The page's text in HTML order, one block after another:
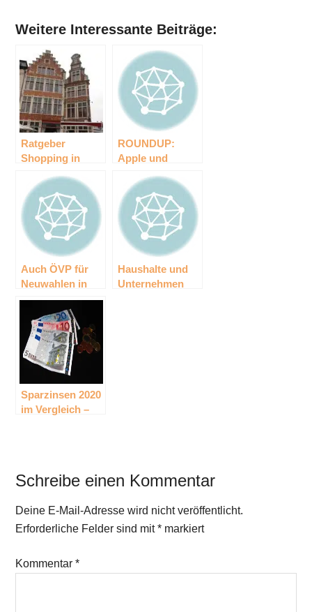
Weitere Interessante Beiträge:
Ratgeber
Shopping in
sich die
Diamantenmetropole
Antwerpen zum
Shoppen?
ROUNDUP:
Apple und
sich im Patent-
Streit gütlich
einigen
Auch ÖVP für
Neuwahlen in
Kärnten
Haushalte und
Unternehmen
Sparzinsen 2020
im Vergleich –
Schreibe einen Kommentar
Deine E-Mail-Adresse wird nicht veröffentlicht.
Erforderliche Felder sind mit* markiert
Kommentar*